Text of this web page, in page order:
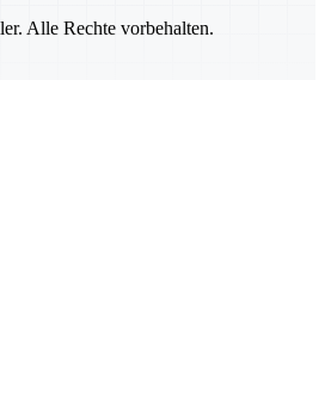
Alle Rechte vorbehalten.